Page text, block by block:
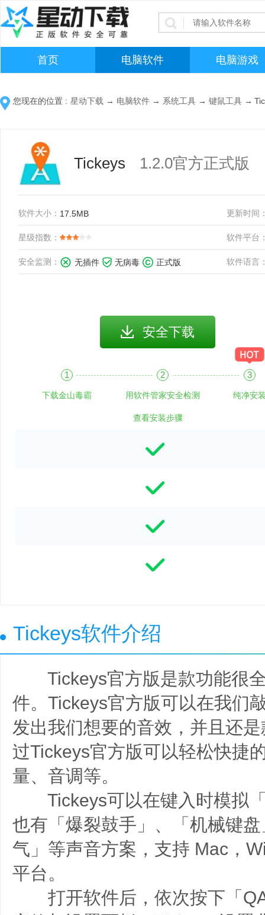
首页 电脑软件 电脑游戏
您现在的位置 : 星动下载 → 电脑软件 → 系统工具 → 键鼠工具 →
Tickeys 1.2.0官方正式版
软件大小： 17.5MB 更新时间
星级指数： 软件平台
安全监测： 无插件 无病毒 正式版 软件语言
安全下载
下载金山毒霸 用软件管家安全检测 纯净安
查看安装步骤
Tickeys软件介绍
Tickeys官方版是款功能很全
件。Tickeys官方版可以在我们
发出我们想要的音效，并且还
过Tickeys官方版可以轻松快捷
量、音调等。
Tickeys可以在键入时模拟「
也有「爆裂鼓手」、「机械键
气」等声音方案，支持 Mac，
平台。
打开软件后，依次按下「